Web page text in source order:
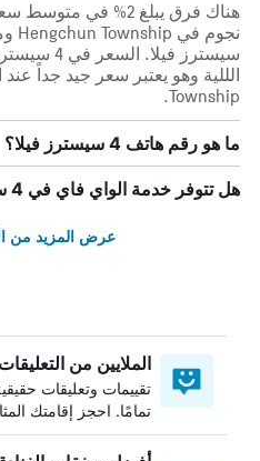
Township.
ما هو رقم هاتف 4 سيسترز فيلا؟
هل تتوفر خدمة الواي فاي في 4 سيسترز فيلا؟
عرض المزيد من
الملايين من التعليقات
تقييمات وتعليقات
تمامًا. احجز إقامتك